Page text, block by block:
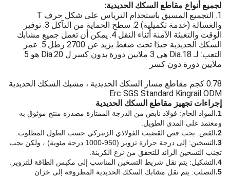
لجميع أنواع مقاطع السكك الحديدية:
1. التجميع المسبق باستخدام الترباس على شكل حرف T
والغسالة (خدمة تكميلية) 2. سطح الحماية من التآكل 3. توفير
الوقت والتعبئة الآمنة أثناء النقل 4. يمكن أن تعمل جميع مشابك
السكك الحديدية جيدًا تحت ضغط يزيد عن 2700 رطل.5. عمر
التعب: لـ Dia.18 هي 3 ملايين دورة بدون كسر.ل Dia.20 هو 5
ملايين دورة دون كسر
0.78 كجم مقاطع مسار السكك الحديدية ، مشبك السكك الحديدية
Erc SGS Standard Kingrail ODM
إجراءات تجهيز مقاطع السكك الحديدية
1. المواد الخام: فولاذ نابض من الدرجة الممتازة مصدره منتج موثوق به
ومعتمد على المدى الطويل.
2. القص: يجب قص القضيب الفولاذي الزنبركي حسب الطول المطلوب.
3.
التسخين: إلى درجة حرارة تزوير (950-1000 درجة مئوية) ، ولكن يجب
تجنب التسخين الزائد للتحقق من نزع الكربنة.
4. التشكيل: يتم نقل شريط التسخين المناسب إلى مكبس الطاقة للتزوير.
5. التصلب: يتم نقل مشابك السكك الحديدية المطروقة إلى خزان